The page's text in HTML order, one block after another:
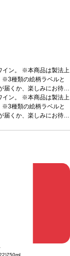
イン。 ※本商品は製法上
届くか、楽しみにお待ち
色い花を示し、口に含
しみやすく、とても飲
、魚などと好相性葡萄
イン。 ※本商品は製法上
届くか、楽しみにお待ち
、魚などと好相性
あり価格が同様の場合
い。
750ml